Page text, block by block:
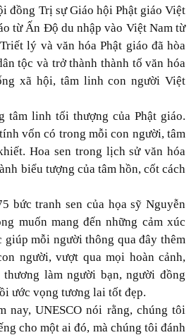
đồng Trị sự Giáo hội Phật giáo Việt
từ Ấn Độ du nhập vào Việt Nam từ
lý và văn hóa Phật giáo đã hòa
tộc và trở thành thành tố văn hóa
xã hội, tâm linh con người Việt
tâm linh tối thượng của Phật giáo.
vốn có trong mỗi con người, tâm
Hoa sen trong lịch sử văn hóa
biểu tượng của tâm hồn, cốt cách
bức tranh sen của họa sỹ Nguyễn
muốn mang đến những cảm xúc
mỗi người thông qua đây thêm
người, vượt qua mọi hoàn cảnh,
làm người bạn, người đồng
ước vọng tương lai tốt đẹp.
nay, UNESCO nói rằng, chúng tôi
cho một ai đó, mà chúng tôi đánh